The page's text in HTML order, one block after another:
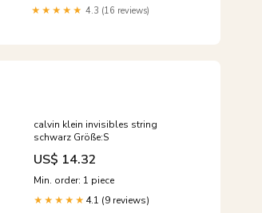
★★★★★ 4.3 (16 reviews)
calvin klein invisibles string
schwarz Größe:S
US$ 14.32
Min. order: 1 piece
★★★★★ 4.1 (9 reviews)